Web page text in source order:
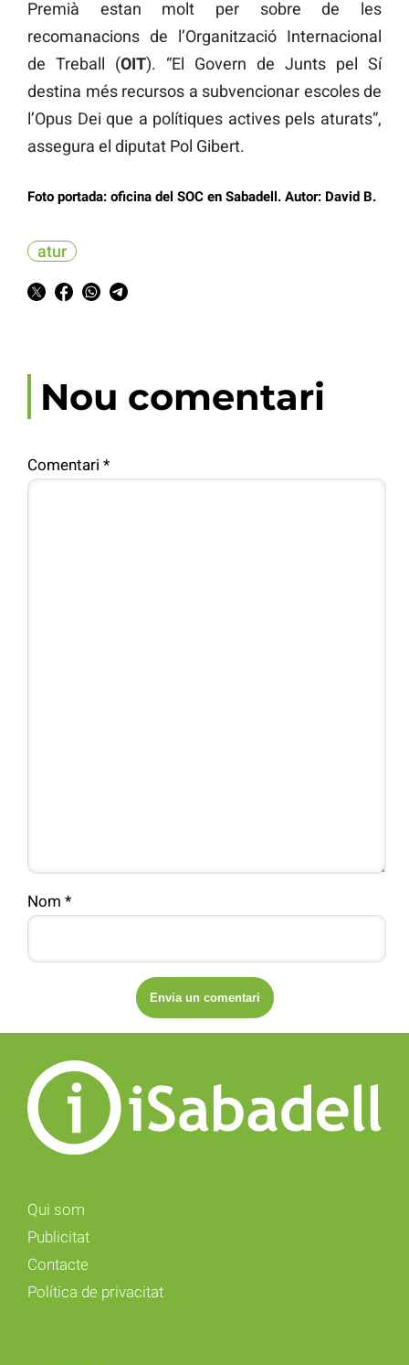
Premià estan molt per sobre de les
recomanacions de l’Organització Internacional
de Treball (OIT). “El Govern de Junts pel Sí
destina més recursos a subvencionar escoles de
l’Opus Dei que a polítiques actives pels aturats”,
assegura el diputat Pol Gibert.
Foto portada: oficina del SOC en Sabadell. Autor: David B.
atur
Nou comentari
Comentari *
Nom *
Qui som
Publicitat
Contacte
Política de privacitat